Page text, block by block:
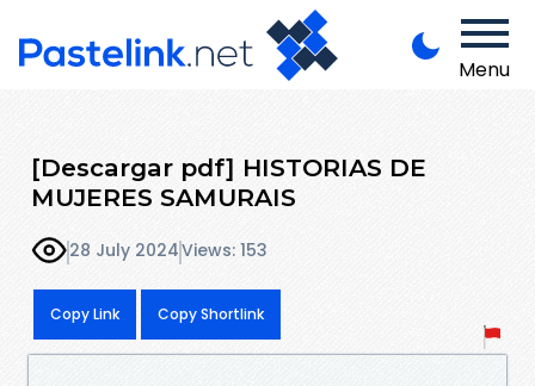
Menu
[Descargar pdf] HISTORIAS DE
MUJERES SAMURAIS
28 July 2024Views: 153
Copy Link Copy Shortlink